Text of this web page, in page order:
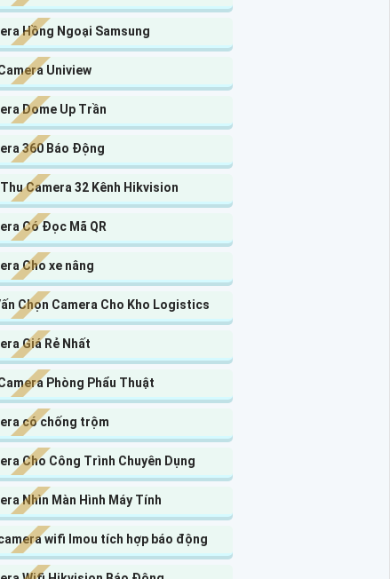
Hồng Ngoại Samsung
Uniview
Dome Up Trần
360 Báo Động
Camera 32 Kênh Hikvision
Có Đọc Mã QR
Cho xe nâng
Chọn Camera Cho Kho Logistics
Giá Rẻ Nhất
Phòng Phẩu Thuật
có chống trộm
Cho Công Trình Chuyên Dụng
Nhìn Màn Hình Máy Tính
wifi Imou tích hợp báo động